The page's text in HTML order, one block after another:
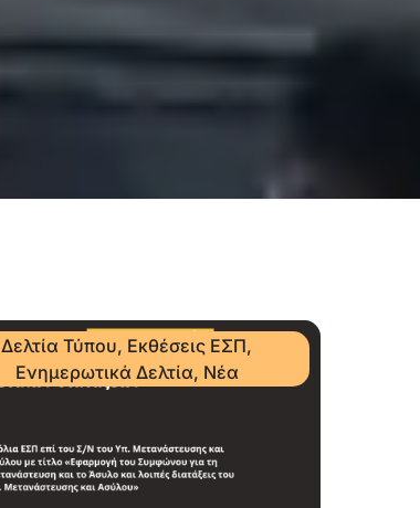
Δελτία Τύπου, Εκθέσεις ΕΣΠ,
Ενημερωτικά Δελτία, Νέα